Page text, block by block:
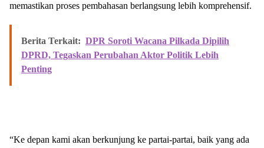
memastikan proses pembahasan berlangsung lebih komprehensif.
Berita Terkait: DPR Soroti Wacana Pilkada Dipilih
DPRD, Tegaskan Perubahan Aktor Politik Lebih
Penting
“Ke depan kami akan berkunjung ke partai-partai, baik yang ada